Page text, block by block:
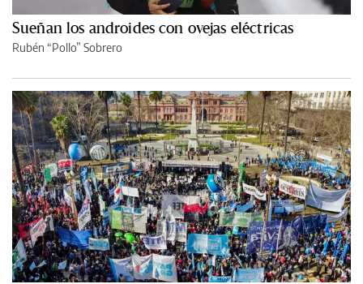
Sueñan los androides con ovejas eléctricas
Rubén “Pollo” Sobrero